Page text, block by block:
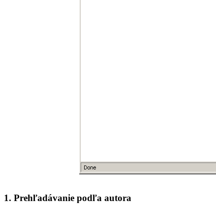
1. Prehľadávanie podľa autora